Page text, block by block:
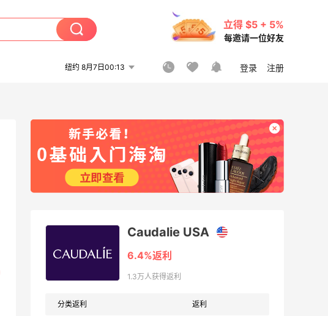
立得 $5 + 5%
每邀请一位好友
纽约 8月7日00:13 登录 注册
Caudalie USA
6.4%返利
1.3万人获得返利
分类返利 返利